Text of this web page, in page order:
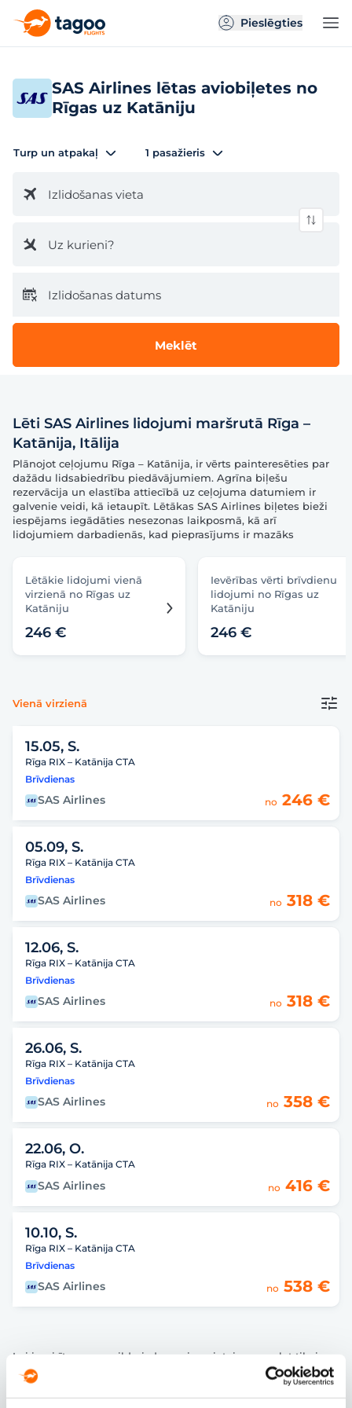
Pieslēgties
SAS Airlines lētas aviobiļetes no
Rīgas uz Katāniju
Turp un atpakaļ 1 pasažieris
Izlidošanas vieta
Uz kurieni?
Izlidošanas datums
Meklēt
Lēti SAS Airlines lidojumi maršrutā Rīga –
Katānija, Itālija
Plānojot ceļojumu Rīga – Katānija, ir vērts painteresēties par
dažādu lidsabiedrību piedāvājumiem. Agrīna biļešu
rezervācija un elastība attiecībā uz ceļojuma datumiem ir
galvenie veidi, kā ietaupīt. Lētākas SAS Airlines biļetes bieži
iespējams iegādāties nesezonas laikposmā, kā arī
lidojumiem darbadienās, kad pieprasījums ir mazāks
Lētākie lidojumi vienā
virzienā no Rīgas uz
Katāniju
246 €
Ievērības vērti brīvdienu
lidojumi no Rīgas uz
Katāniju
246 €
Vienā virzienā
15.05, S.
Rīga RIX – Katānija CTA
Brīvdienas
SAS Airlines no 246 €
05.09, S.
Rīga RIX – Katānija CTA
Brīvdienas
SAS Airlines no 318 €
12.06, S.
Rīga RIX – Katānija CTA
Brīvdienas
SAS Airlines no 318 €
26.06, S.
Rīga RIX – Katānija CTA
Brīvdienas
SAS Airlines no 358 €
22.06, O.
Rīga RIX – Katānija CTA
SAS Airlines no 416 €
10.10, S.
Rīga RIX – Katānija CTA
Brīvdienas
SAS Airlines no 538 €
Lai izvairītos no papildu izdevumiem, ieteicams ceļot tikai ar
rokas bagāžu, jo aizvien vairāk lidsabiedrību piemēro papildu
maksu par reģistrētu bagāžu. Ir arī vērts sekot īpašajām
akcijām un atlaidēm, kas ļauj atrast lētas biļetes.